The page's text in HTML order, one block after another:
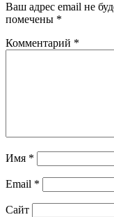
Ваш адрес email не
помечены *
Комментарий *
Имя *
Email *
Сайт